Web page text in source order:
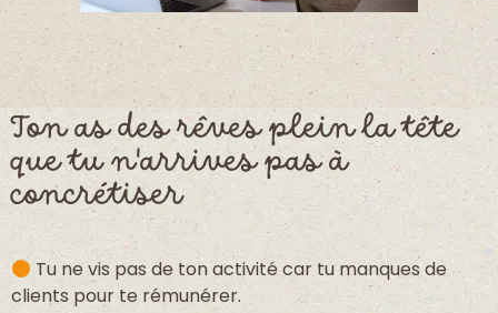
Ton as des rêves plein la tête
que tu n'arrives pas à
concrétiser
Tu ne vis pas de ton activité car tu manques de
clients pour te rémunérer.